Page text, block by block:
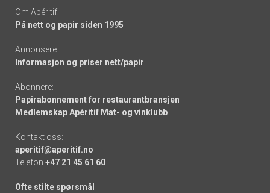
Om Apéritif:
På nett og papir siden 1995
Annonsere:
Informasjon og priser nett/papir
Abonnere:
Papirabonnement for restaurantbransjen
Medlemskap Apéritif Mat- og vinklubb
Kontakt oss:
aperitif@aperitif.no
Telefon +47 21 45 61 60
Ofte stilte spørsmål